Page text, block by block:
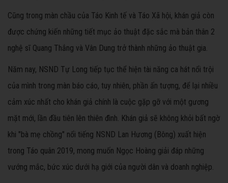
Cũng trong màn chầu của Táo Kinh tế và Táo Xã hội, khán giả còn
được chứng kiến những tiết mục ảo thuật đặc sắc mà bản thân 2
nghệ sĩ Quang Thắng và Vân Dung trở thành những ảo thuật gia.
Năm nay, NSND Tự Long tiếp tục thể hiện tài năng ca hát nổi trội
của mình trong màn báo cáo, tuy nhiên, phần ấn tượng, để lại nhiều
cảm xúc nhất cho khán giả chính là cuộc gặp gỡ với một gương
mặt mới, lần đầu tiên lên thiên đình. Khán giả sẽ không khỏi bất ngờ
khi "bà mẹ chồng" nổi tiếng NSND Lan Hương (Bông) xuất hiện
trong Táo quân 2019, mong muốn Ngọc Hoàng giải đáp những
vướng mắc, bức xúc dưới hạ giới của người dân và doanh nghiệp.